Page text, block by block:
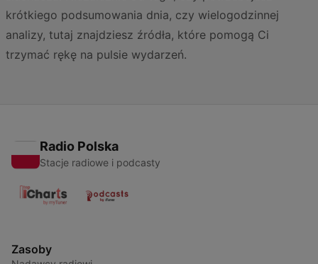
krótkiego podsumowania dnia, czy wielogodzinnej
analizy, tutaj znajdziesz źródła, które pomogą Ci
trzymać rękę na pulsie wydarzeń.
Radio Polska
Stacje radiowe i podcasty
Zasoby